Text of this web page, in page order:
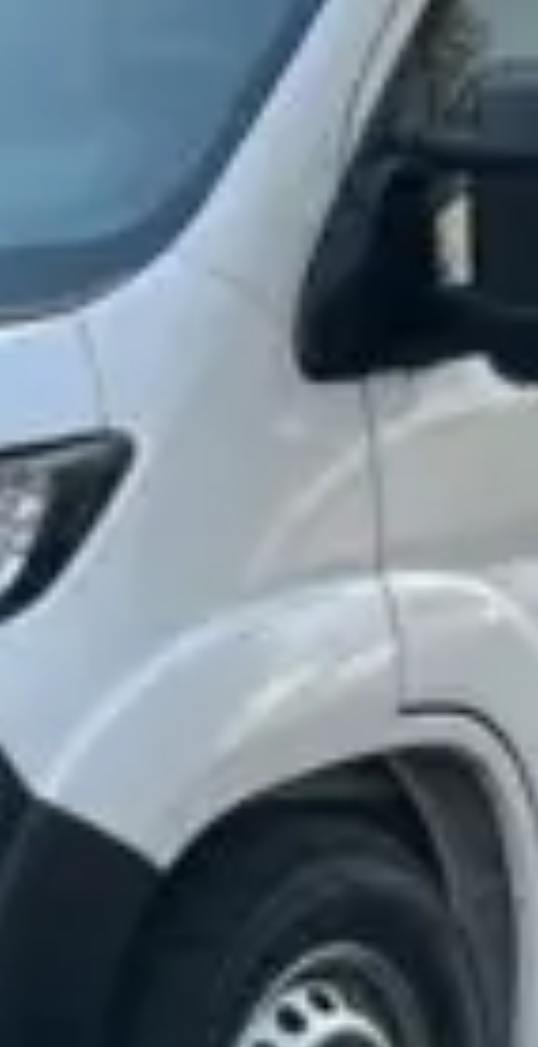
Souhlasím se zpracováním osobních údajů
Přihlášení k odběru novinek
Vždy vyčkejte na potvrzení data a času naším
Pole označená * jsou povinná.
Rezervovat termín